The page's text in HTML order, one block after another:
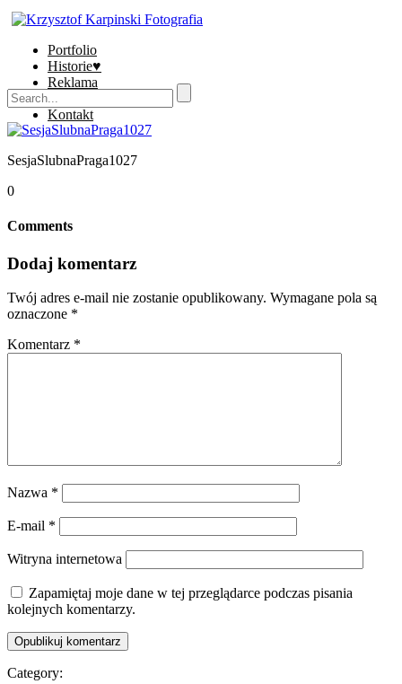
Portfolio
Historie♥
Reklama
Sklep
Kontakt
SesjaSlubnaPraga1027
0
Comments
Dodaj komentarz
Twój adres e-mail nie zostanie opublikowany. Wymagane pola są
oznaczone *
Komentarz *
Nazwa *
E-mail *
Witryna internetowa
Zapamiętaj moje dane w tej przeglądarce podczas pisania
kolejnych komentarzy.
Category: